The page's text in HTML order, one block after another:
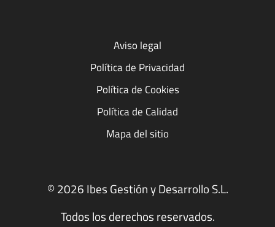
Aviso legal
Política de Privacidad
Política de Cookies
Política de Calidad
Mapa del sitio
© 2026 Ibes Gestión y Desarrollo S.L.
Todos los derechos reservados.